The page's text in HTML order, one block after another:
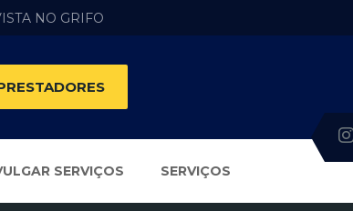
NO GRIFO
SERVIÇOS SERVIÇOS